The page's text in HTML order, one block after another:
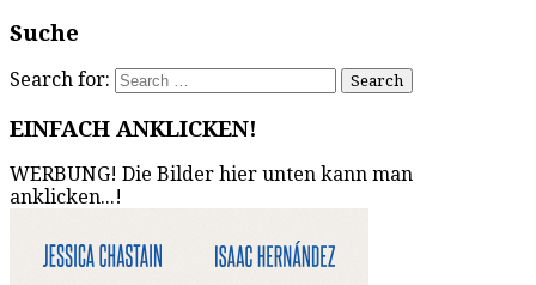
Suche
Search for:
EINFACH ANKLICKEN!
WERBUNG! Die Bilder hier unten kann man
anklicken...!